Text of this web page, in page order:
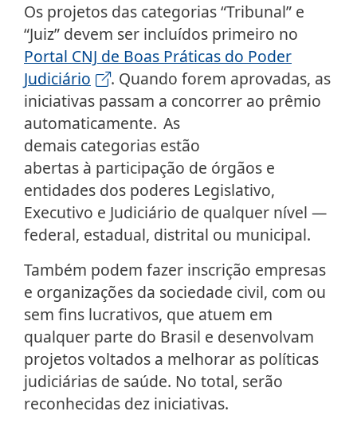
Os projetos das categorias “Tribunal” e
“Juiz” devem ser incluídos primeiro no
Portal CNJ de Boas Práticas do Poder
Judiciário
. Quando forem aprovadas, as
iniciativas passam a concorrer ao prêmio
automaticamente. As
demais categorias estão
abertas à participação de órgãos e
entidades dos poderes Legislativo,
Executivo e Judiciário de qualquer nível —
federal, estadual, distrital ou municipal.
Também podem fazer inscrição empresas
e organizações da sociedade civil, com ou
sem fins lucrativos, que atuem em
qualquer parte do Brasil e desenvolvam
projetos voltados a melhorar as políticas
judiciárias de saúde. No total, serão
reconhecidas dez iniciativas.